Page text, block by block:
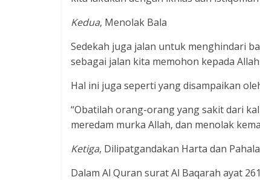
Kedua, Menolak Bala
Sedekah juga jalan untuk menghindari
sebagai jalan kita memohon kepada
Hal ini juga seperti yang disampaikan
“Obatilah orang-orang yang sakit dari
meredam murka Allah, dan menolak
Ketiga, Dilipatgandakan Harta dan Pahala
Dalam Al Quran surat Al Baqarah ayat